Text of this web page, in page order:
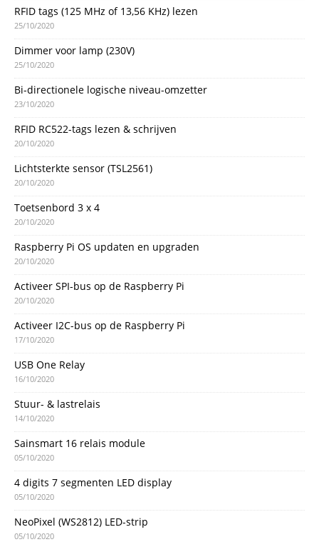
RFID tags (125 MHz of 13,56 KHz) lezen
25/10/2020
Dimmer voor lamp (230V)
25/10/2020
Bi-directionele logische niveau-omzetter
23/10/2020
RFID RC522-tags lezen & schrijven
20/10/2020
Lichtsterkte sensor (TSL2561)
20/10/2020
Toetsenbord 3 x 4
20/10/2020
Raspberry Pi OS updaten en upgraden
20/10/2020
Activeer SPI-bus op de Raspberry Pi
20/10/2020
Activeer I2C-bus op de Raspberry Pi
17/10/2020
USB One Relay
16/10/2020
Stuur- & lastrelais
14/10/2020
Sainsmart 16 relais module
05/10/2020
4 digits 7 segmenten LED display
05/10/2020
NeoPixel (WS2812) LED-strip
05/10/2020